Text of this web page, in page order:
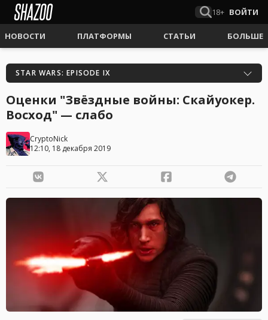
18+ ВОЙТИ
НОВОСТИ ПЛАТФОРМЫ СТАТЬИ БОЛЬШЕ
STAR WARS: EPISODE IX
Оценки "Звёздные войны: Скайуокер.
Восход" — слабо
CryptoNick
12:10, 18 декабря 2019